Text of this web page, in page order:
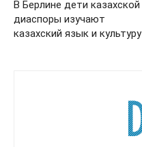
В Берлине дети казахской
диаспоры изучают
казахский язык и культуру